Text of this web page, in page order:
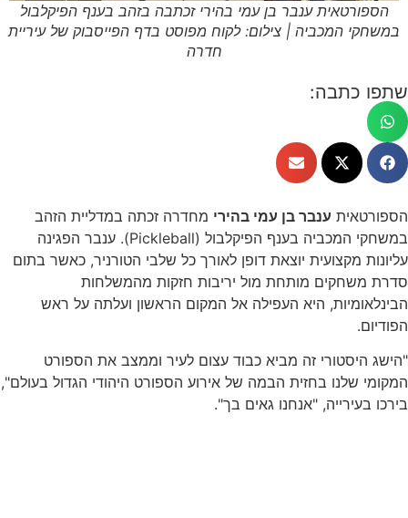
הספורטאית ענבר בן עמי בהירי זכתבה בזהב בענף הפיקלבול
במשחקי המכביה | צילום: לקוח מפוסט בדף הפייסבוק של עיריית
חדרה
שתפו כתבה:
הספורטאית ענבר בן עמי בהירי מחדרה זכתה במדליית הזהב
במשחקי המכביה בענף הפיקלבול (Pickleball). ענבר הפגינה
עליונות מקצועית יוצאת דופן לאורך כל שלבי הטורניר, כאשר בתום
סדרת משחקים מותחת מול יריבות חזקות מהמשלחות
הבינלאומיות, היא העפילה אל המקום הראשון ועלתה על ראש
הפודיום.
"הישג היסטורי זה מביא כבוד עצום לעיר וממצב את הספורט
המקומי שלנו בחזית הבמה של אירוע הספורט היהודי הגדול בעולם",
בירכו בעירייה, "אנחנו גאים בך".